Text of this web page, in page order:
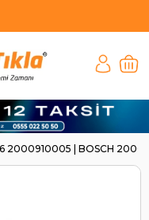
2000910005 | BOSCH